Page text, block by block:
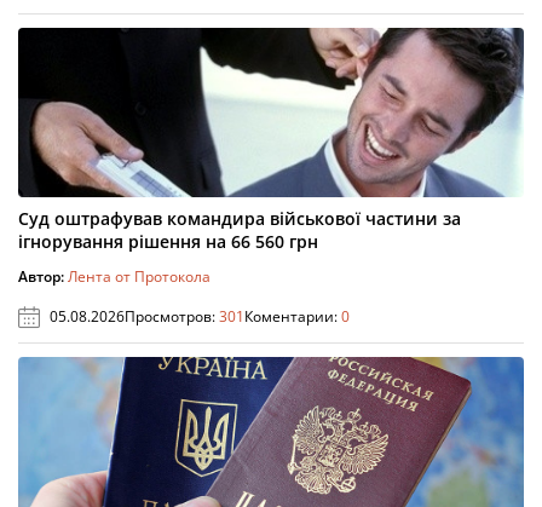
Суд оштрафував командира військової частини за
ігнорування рішення на 66 560 грн
Автор:Лента от Протокола
05.08.2026Просмотров:301Коментарии:0